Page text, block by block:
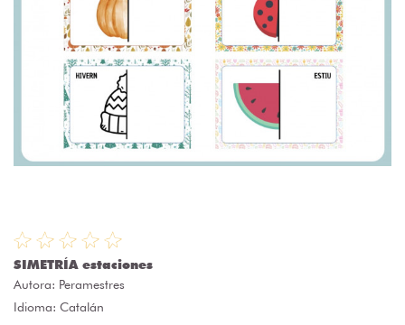
SIMETRÍA estaciones
Autora: Peramestres
Idioma: Catalán